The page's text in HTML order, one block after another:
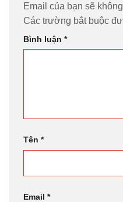
Email của bạn sẽ
Các trường bắt buộc
Bình luận *
Tên *
Email *